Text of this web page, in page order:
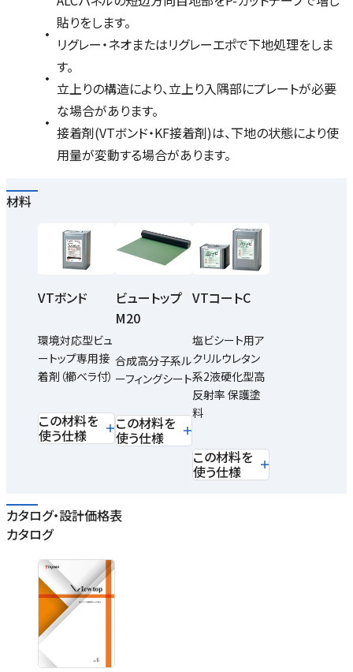
貼りをします。
リグレー・ネオまたはリグレーエポで下地処理をしま
す。
立上りの構造により、立上り入隅部にプレートが必要
な場合があります。
接着剤(VTボンド・KF接着剤)は、下地の状態により使
用量が変動する場合があります。
材料
VTボンド
環境対応型ビュ
ートップ専用接
着剤（櫛ベラ付）
この材料を
使う仕様
ビュートップ
M20
合成高分子系ル
ーフィングシート
この材料を
使う仕様
VTコートC
塩ビシート用ア
クリルウレタン
系2液硬化型高
反射率 保護塗
料
この材料を
使う仕様
カタログ・設計価格表
カタログ